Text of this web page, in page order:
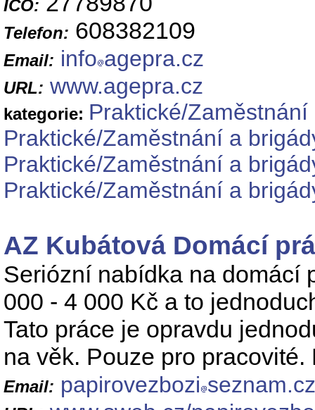
IČO:
Telefon: 608382109
Email: info agepra.cz
URL: www.agepra.cz
kategorie: Praktické/
Praktické/Zaměstnání a
Praktické/Zaměstnání a
Praktické/Zaměstnání a
AZ Kubátová Domácí
Seriózní nabídka na domácí
000 - 4 000 Kč a to
Tato práce je opravdu
na věk. Pouze pro
Email: papirovezbozi seznam.cz